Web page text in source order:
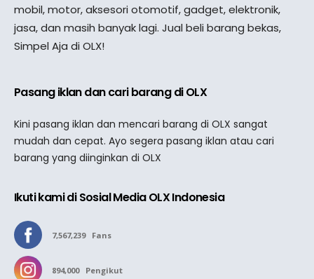
mobil, motor, aksesori otomotif, gadget, elektronik,
jasa, dan masih banyak lagi. Jual beli barang bekas,
Simpel Aja di OLX!
Pasang iklan dan cari barang di OLX
Kini pasang iklan dan mencari barang di OLX sangat
mudah dan cepat. Ayo segera pasang iklan atau cari
barang yang diinginkan di OLX
Ikuti kami di Sosial Media OLX Indonesia
7,567,239 Fans
894,000 Pengikut